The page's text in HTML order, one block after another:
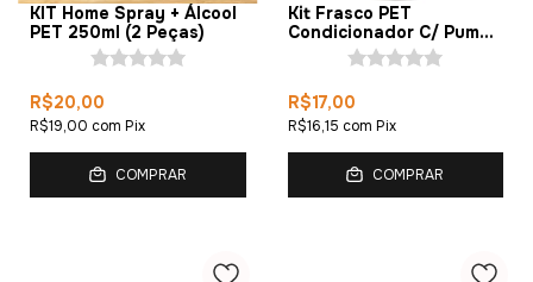
KIT Home Spray + Álcool
PET 250ml (2 Peças)
R$20,00
R$19,00 com Pix
COMPRAR
Kit Frasco PET
Condicionador C/ Pump
500ml (1 Peça)
R$17,00
R$16,15 com Pix
COMPRAR